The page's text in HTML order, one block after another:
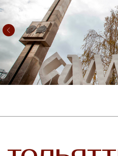
вы найдете как интереснейшие
и занятия.
Любите горнолыжный спорт? К
услугам отличные горы с
сервисом. Ваша страсть -
является домом для одного из
клубов страны - «Крылья
кино, музеи, кафе и рестораны –
находится на очень высоком
(Волга, Жигулевские горы,